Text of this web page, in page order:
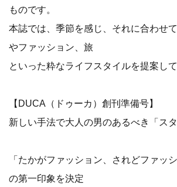
ものです。
本誌では、季節を感じ、それに合わせ
やファッション、旅
といった粋なライフスタイルを提案して
【DUCA（ドゥーカ）創刊準備号】
新しい手法で大人の男のあるべき「ス
「たかがファッション、されどファッ
の第一印象を決定